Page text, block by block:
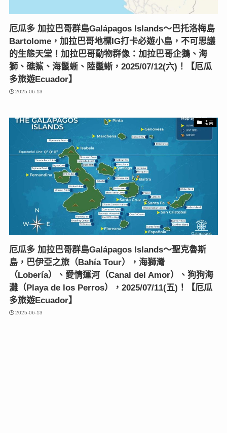
厄瓜多 加拉巴哥群島Galápagos Islands～巴托洛梅島
Bartolome，加拉巴哥地標IG打卡必遊小島，不可思議
的生態天堂！加拉巴哥動物群像：加拉巴哥企鵝、海
獅、礁鯊、海鬣蜥、陸鬣蜥，2025/07/12(六)！【厄瓜
多旅遊Ecuador】
2025-06-13
南美
厄瓜多 加拉巴哥群島Galápagos Islands～聖克魯斯
島，巴伊亞之旅（Bahía Tour），海獅灣
（Lobería）、愛情運河（Canal del Amor）、狗狗海
灘（Playa de los Perros），2025/07/11(五)！【厄瓜
多旅遊Ecuador】
2025-06-13